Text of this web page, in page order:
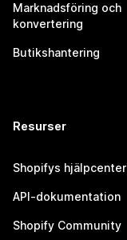
Marknadsföring och
konvertering
Butikshantering
Resurser
Shopifys hjälpcenter
API-dokumentation
Shopify Community